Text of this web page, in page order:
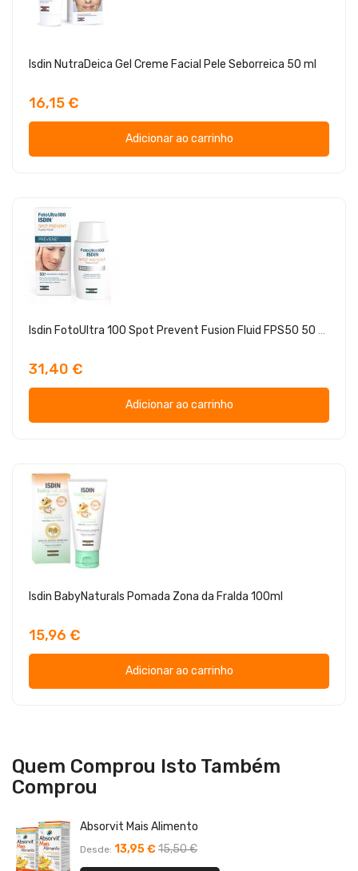
Isdin NutraDeica Gel Creme Facial Pele Seborreica 50 ml
16,15 €
Adicionar ao carrinho
Isdin FotoUltra 100 Spot Prevent Fusion Fluid FPS50 50 ml
31,40 €
Adicionar ao carrinho
Isdin BabyNaturals Pomada Zona da Fralda 100ml
15,96 €
Adicionar ao carrinho
Quem Comprou Isto Também
Comprou
Absorvit Mais Alimento
Desde 13,95 € 15,50 €